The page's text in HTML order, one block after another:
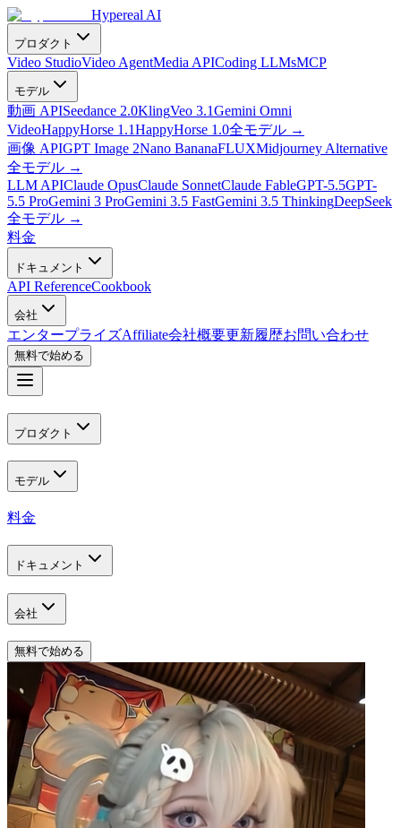
Hypereal AI
プロダクト
Video StudioVideo AgentMedia APICoding LLMsMCP
モデル
動画 APISeedance 2.0KlingVeo 3.1Gemini Omni
VideoHappyHorse 1.1HappyHorse 1.0全モデル →
画像 APIGPT Image 2Nano BananaFLUXMidjourney Alternative
全モデル →
LLM APIClaude OpusClaude SonnetClaude FableGPT-5.5GPT-
5.5 ProGemini 3 ProGemini 3.5 FastGemini 3.5 ThinkingDeepSeek
全モデル →
料金
ドキュメント
API ReferenceCookbook
会社
エンタープライズAffiliate会社概要更新履歴お問い合わせ
無料で始める
プロダクト
モデル
料金
ドキュメント
会社
無料で始める